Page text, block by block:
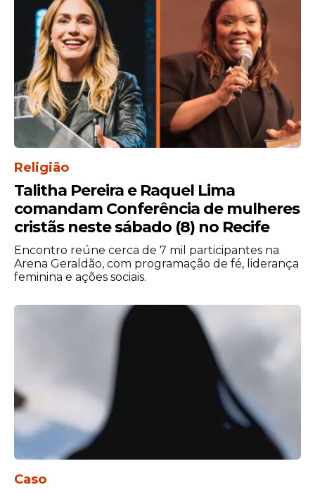
condições atmosféricas.
Portanto, a principal recomendação é
acompanhar, de forma regular, os
comunicados emitidos pela Defesa Civil de
cada município. Moradores de áreas
atenção redobrada durante o período de
validade do alerta, especialmente em
locais com histórico de ocorrências em
situações semelhantes.
A Defesa Civil também orienta evitar
deslocamentos desnecessários em
momentos de chuva intensa e observar
sinais que possam indicar risco, como
encostas, deslizamentos de terra e
Religião
Talitha Pereira e Raquel Lima
comandam Conferência de mulheres
cristãs neste sábado (8) no Recife
Encontro reúne cerca de 7 mil participantes na
Arena Geraldão, com programação de fé, liderança
feminina e ações sociais.
Caso